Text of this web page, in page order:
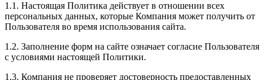
1.1. Настоящая Политика действует в отношении всех
персональных данных, которые Компания может получить от
Пользователя во время использования сайта.
1.2. Заполнение форм на сайте означает согласие Пользователя
с условиями настоящей Политики.
1.3. Компания не проверяет достоверность предоставленных